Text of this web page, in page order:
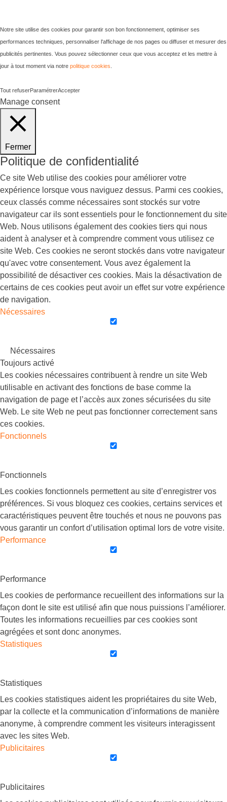
Notre site utilise des cookies pour garantir son bon fonctionnement, optimiser ses
performances techniques, personnaliser l'affichage de nos pages ou diffuser et mesurer des
publicités pertinentes. Vous pouvez sélectionner ceux que vous acceptez et les mettre à
jour à tout moment via notre politique cookies
Tout refuserParamétrerAccepter
Manage consent
Fermer
Politique de confidentialité
Ce site Web utilise des cookies pour améliorer votre
expérience lorsque vous naviguez dessus. Parmi ces cookies,
ceux classés comme nécessaires sont stockés sur votre
navigateur car ils sont essentiels pour le fonctionnement du site
Web. Nous utilisons également des cookies tiers qui nous
aident à analyser et à comprendre comment vous utilisez ce
site Web. Ces cookies ne seront stockés dans votre navigateur
qu'avec votre consentement. Vous avez également la
possibilité de désactiver ces cookies. Mais la désactivation de
certains de ces cookies peut avoir un effet sur votre expérience
de navigation.
Nécessaires
Nécessaires
Toujours activé
Les cookies nécessaires contribuent à rendre un site Web
utilisable en activant des fonctions de base comme la
navigation de page et l’accès aux zones sécurisées du site
Web. Le site Web ne peut pas fonctionner correctement sans
ces cookies.
Fonctionnels
Fonctionnels
Les cookies fonctionnels permettent au site d’enregistrer vos
préférences. Si vous bloquez ces cookies, certains services et
caractéristiques peuvent être touchés et nous ne pouvons pas
vous garantir un confort d’utilisation optimal lors de votre visite.
Performance
Performance
Les cookies de performance recueillent des informations sur la
façon dont le site est utilisé afin que nous puissions l’améliorer.
Toutes les informations recueillies par ces cookies sont
agrégées et sont donc anonymes.
Statistiques
Statistiques
Les cookies statistiques aident les propriétaires du site Web,
par la collecte et la communication d’informations de manière
anonyme, à comprendre comment les visiteurs interagissent
avec les sites Web.
Publicitaires
Publicitaires